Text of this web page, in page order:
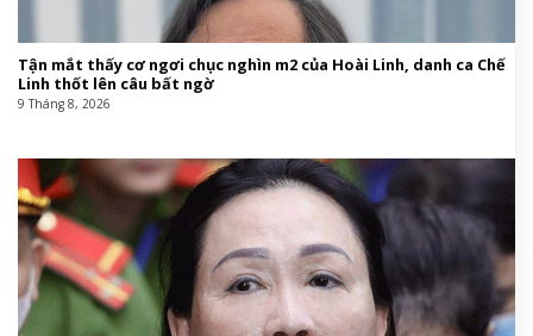
Tận mắt thấy cơ ngơi chục nghìn m2 của Hoài Linh, danh ca Chế
Linh thốt lên câu bất ngờ
9 Tháng 8, 2026